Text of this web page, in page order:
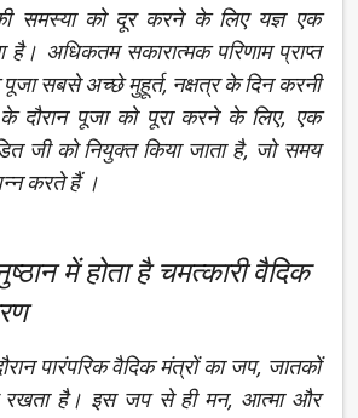
समस्या को दूर करने के लिए यज्ञ एक
है। अधिकतम सकारात्मक परिणाम प्राप्त
सबसे अच्छे मुहूर्त, नक्षत्र के दिन करनी
के दौरान पूजा को पूरा करने के लिए, एक
जी को नियुक्त किया जाता है, जो समय
करते हैं ।
में होता है चमत्कारी वैदिक
पारंपरिक वैदिक मंत्रों का जप, जातकों
रखता है। इस जप से ही मन, आत्मा और